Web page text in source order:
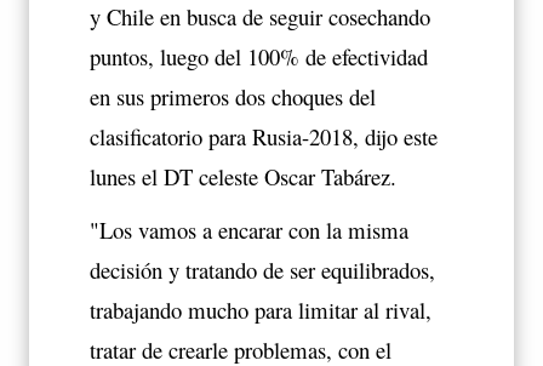
y Chile en busca de seguir cosechando
puntos, luego del 100% de efectividad
en sus primeros dos choques del
clasificatorio para Rusia-2018, dijo este
lunes el DT celeste Oscar Tabárez.
"Los vamos a encarar con la misma
decisión y tratando de ser equilibrados,
trabajando mucho para limitar al rival,
tratar de crearle problemas, con el